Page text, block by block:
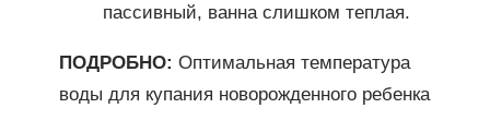
пассивный, ванна слишком теплая.
ПОДРОБНО: Оптимальная температура
воды для купания новорожденного ребенка